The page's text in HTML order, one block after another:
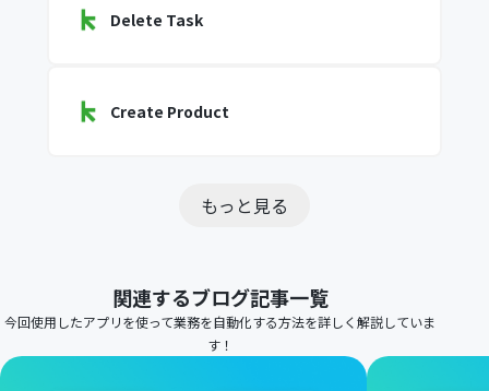
Delete Task
Create Product
もっと見る
関連するブログ記事一覧
今回使用したアプリを使って業務を自動化する方法を詳しく解説していま
す！